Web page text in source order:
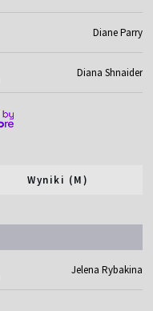
Diane Parry
Diana Shnaider
Wyniki (M)
Jelena Rybakina